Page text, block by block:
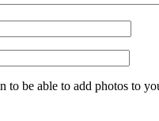
to be able to add photos to